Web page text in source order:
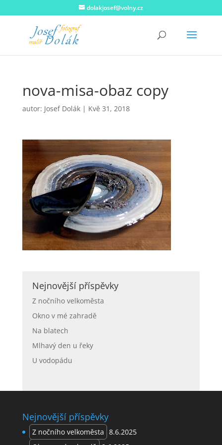
dolakjosef@volny.cz
nova-misa-obaz copy
autor: Josef Dolák| Kvě 31, 2018
Nejnovější příspěvky
Z nočního velkoměsta
Okno v mé zahradě
Na blatech
Mlhavý den u řeky
U vodopádu
Nejnovější příspěvky
Z nočního velkoměsta 8.6.2025